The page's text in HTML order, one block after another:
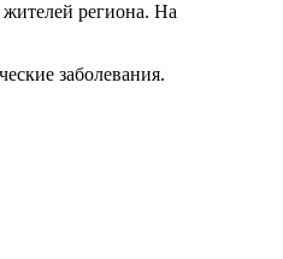
региона. На
заболевания.